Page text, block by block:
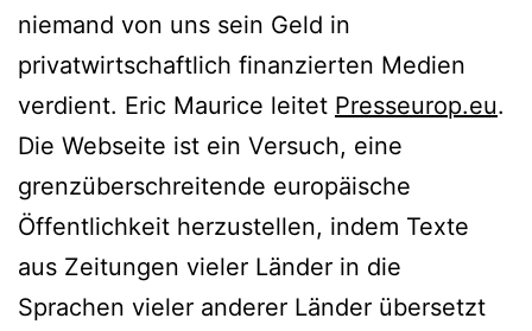
niemand von uns sein Geld in
privatwirtschaftlich finanzierten Medien
verdient. Eric Maurice leitet Presseurop.eu.
Die Webseite ist ein Versuch, eine
grenzüberschreitende europäische
Öffentlichkeit herzustellen, indem Texte
aus Zeitungen vieler Länder in die
Sprachen vieler anderer Länder übersetzt